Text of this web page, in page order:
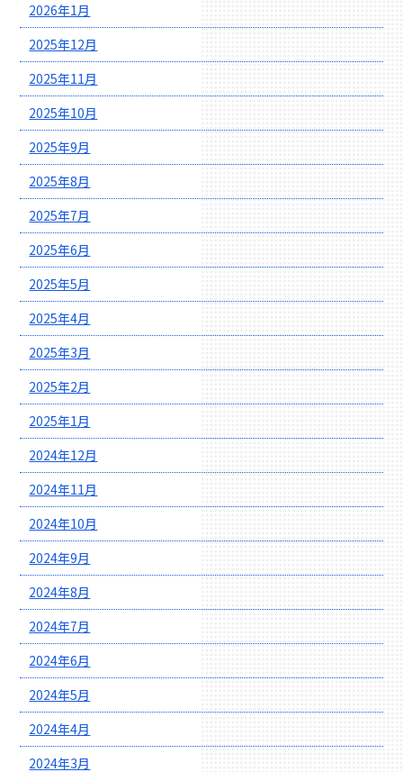
2026年1月
2025年12月
2025年11月
2025年10月
2025年9月
2025年8月
2025年7月
2025年6月
2025年5月
2025年4月
2025年3月
2025年2月
2025年1月
2024年12月
2024年11月
2024年10月
2024年9月
2024年8月
2024年7月
2024年6月
2024年5月
2024年4月
2024年3月